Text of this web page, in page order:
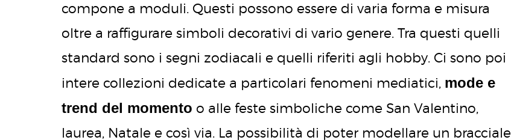
compone a moduli. Questi possono essere di varia forma e misura
oltre a raffigurare simboli decorativi di vario genere. Tra questi quelli
standard sono i segni zodiacali e quelli riferiti agli hobby. Ci sono poi
intere collezioni dedicate a particolari fenomeni mediatici, mode e
trend del momento o alle feste simboliche come San Valentino,
laurea, Natale e così via. La possibilità di poter modellare un bracciale